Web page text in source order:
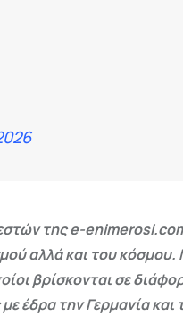
της e-
αλλά και του κόσμου.
βρίσκονται σε
έδρα την Γερμανία και